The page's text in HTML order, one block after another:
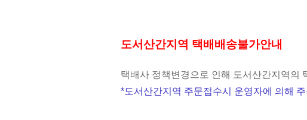
도서산간지역 택배배송불가안내
택배사 정책변경으로 인해 도서산간지역의
*도서산간지역 주문접수시 운영자에 의해